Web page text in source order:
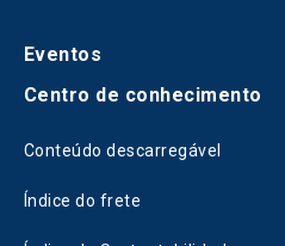
Eventos
Centro de conhecimento
Conteúdo descarregável
Índice do frete